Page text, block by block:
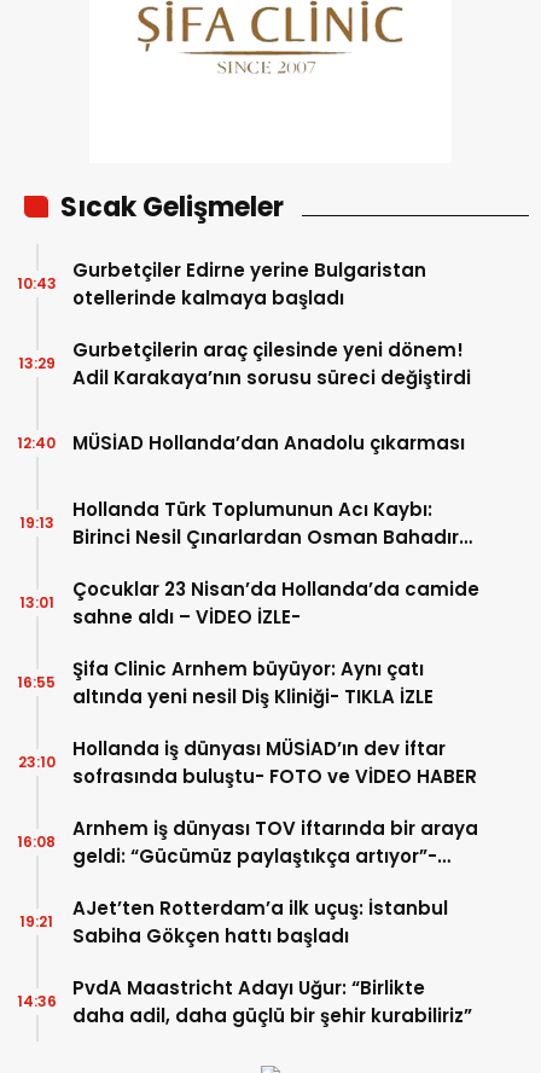
Sıcak Gelişmeler
Gurbetçiler Edirne yerine Bulgaristan
otellerinde kalmaya başladı
10:43
Gurbetçilerin araç çilesinde yeni dönem!
Adil Karakaya’nın sorusu süreci değiştirdi
13:29
MÜSİAD Hollanda’dan Anadolu çıkarması
12:40
Hollanda Türk Toplumunun Acı Kaybı:
Birinci Nesil Çınarlardan Osman Bahadır
19:13
Çocuklar 23 Nisan’da Hollanda’da camide
sahne aldı – VİDEO İZLE-
13:01
Şifa Clinic Arnhem büyüyor: Aynı çatı
altında yeni nesil Diş Kliniği- TIKLA İZLE
16:55
Hollanda iş dünyası MÜSİAD’ın dev iftar
sofrasında buluştu- FOTO ve VİDEO HABER
23:10
Arnhem iş dünyası TOV iftarında bir araya
geldi: “Gücümüz paylaştıkça artıyor”-
16:08
AJet’ten Rotterdam’a ilk uçuş: İstanbul
Sabiha Gökçen hattı başladı
19:21
PvdA Maastricht Adayı Uğur: “Birlikte
daha adil, daha güçlü bir şehir kurabiliriz”
14:36